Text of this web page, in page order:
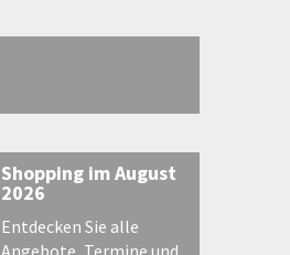
Shopping im August
2026
Entdecken Sie alle
Angebote, Termine und